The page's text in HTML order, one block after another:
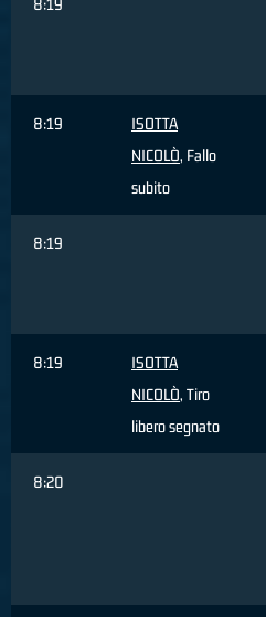
8:19
ISOTTA
NICOLÒ, Fallo
subito
8:19
8:19
ISOTTA
NICOLÒ, Tiro
libero segnato
8:20